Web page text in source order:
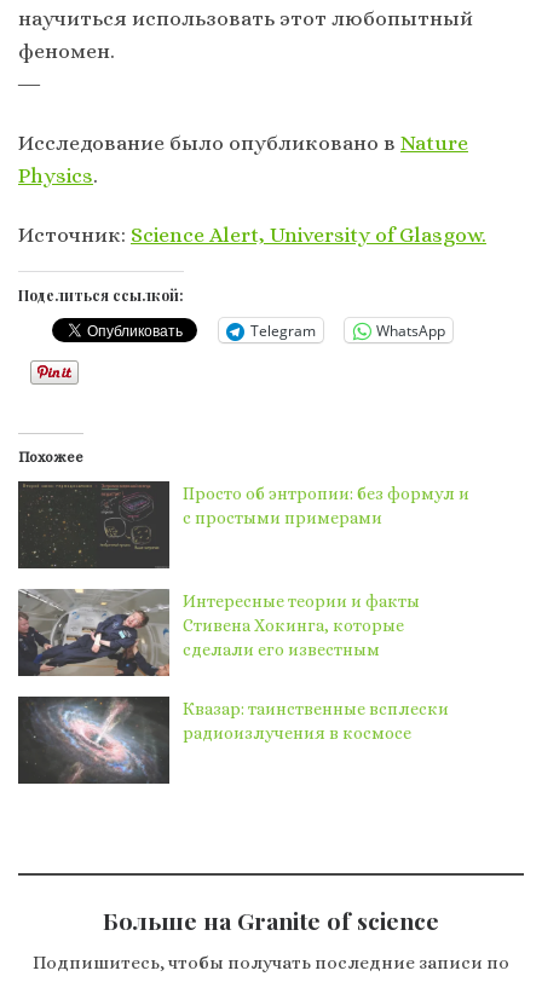
научиться использовать этот любопытный
феномен.
―
Исследование было опубликовано в Nature
Physics.
Источник: Science Alert, University of Glasgow.
Поделиться ссылкой:
Telegram WhatsApp
Похожее
Просто об энтропии: без формул и
с простыми примерами
Интересные теории и факты
Стивена Хокинга, которые
сделали его известным
Квазар: таинственные всплески
радиоизлучения в космосе
Больше на Granite of science
Подпишитесь, чтобы получать последние записи по